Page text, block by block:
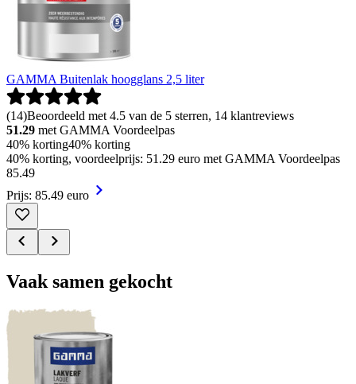
GAMMA Buitenlak hoogglans 2,5 liter
(14)Beoordeeld met 4.5 van de 5 sterren, 14 klantreviews
51.29 met GAMMA Voordeelpas
40% korting40% korting
40% korting, voordeelprijs: 51.29 euro met GAMMA Voordeelpas
85.49
Prijs: 85.49 euro
Vaak samen gekocht